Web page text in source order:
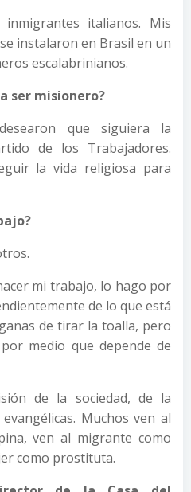
italianos. Mis
instalaron en Brasil en un
escalabrinianos.
ser misionero?
que siguiera la
de los Trabajadores.
la vida religiosa para
mi trabajo, lo hago por
de lo que está
de tirar la toalla, pero
medio que depende de
de la sociedad, de la
Muchos ven al
ven al migrante como
como prostituta.